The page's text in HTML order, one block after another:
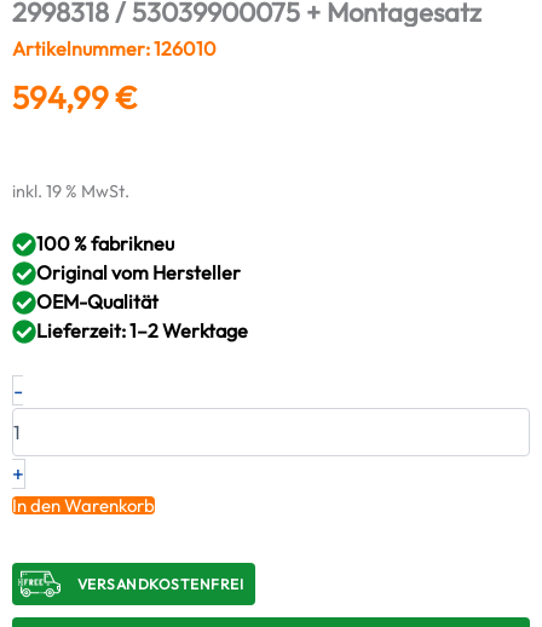
2998318 / 53039900075 + Montagesatz
Artikelnummer: 126010
594,99€
inkl. 19 % MwSt.
100 % fabrikneu
Original vom Hersteller
OEM-Qualität
Lieferzeit: 1–2 Werktage
-
Neuer
Original
50
C
11
2998318
/
53039900075
+
In den Warenkorb
VERSANDKOSTENFREI​